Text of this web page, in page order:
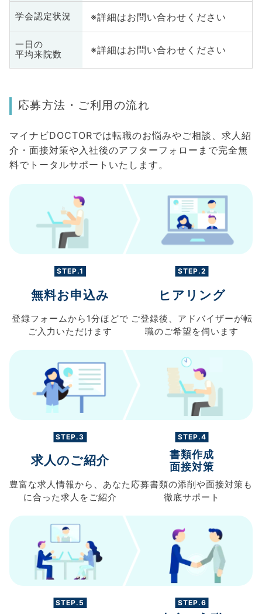
学会認定状況 ※詳細はお問い合わせください
一日の
平均来院数
※詳細はお問い合わせください
応募方法・ご利用の流れ
マイナビDOCTORでは転職のお悩みやご相談、求人紹
介・面接対策や入社後のアフターフォローまで完全無
料でトータルサポートいたします。
STEP.1
無料お申込み
登録フォームから 1分ほどで
ご入力 いただけます
STEP.2
ヒアリング
ご登録後、 アドバイザーが転
職のご希望を伺います
STEP.3
求人のご紹介
豊富な求人情報から、 あなた
に合った求人を ご紹介
STEP.4
書類作成
面接対策
応募書類の添削や面接対策も
徹底サポート
STEP.5 STEP.6